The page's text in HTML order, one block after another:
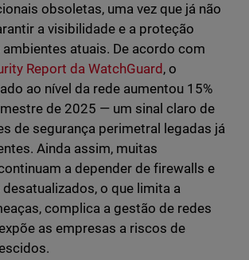
obsoletas, uma vez que já não
a visibilidade e a proteção
atuais. De acordo com
Report da WatchGuard , o
ao nível da rede aumentou 15%
de 2025 — um sinal claro de
de segurança perimetral legadas já
Ainda assim, muitas
a depender de firewalls e
o que limita a
complica a gestão de redes
as empresas a riscos de